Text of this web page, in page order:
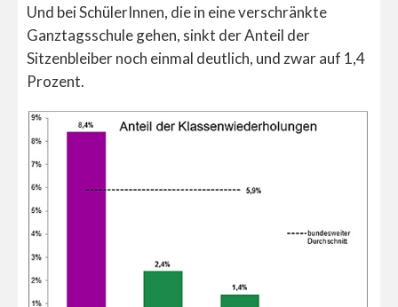
Und bei SchülerInnen, die in eine verschränkte
Ganztagsschule gehen, sinkt der Anteil der
Sitzenbleiber noch einmal deutlich, und zwar auf 1,4
Prozent.